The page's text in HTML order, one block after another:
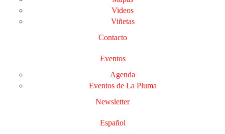
Videos
Viñetas
Contacto
Eventos
Agenda
Eventos de La Pluma
Newsletter
Español